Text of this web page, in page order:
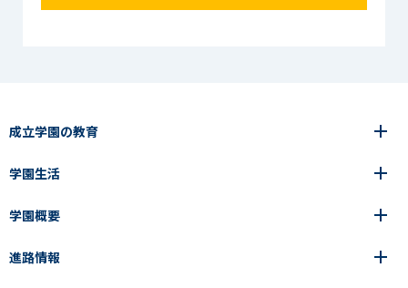
成立学園の教育
6年間の一貫教育
中学校
高等学校
成立メソッド
中学校
学園生活
年間行事
施設紹介
学園概要
学園の歩み
進路情報